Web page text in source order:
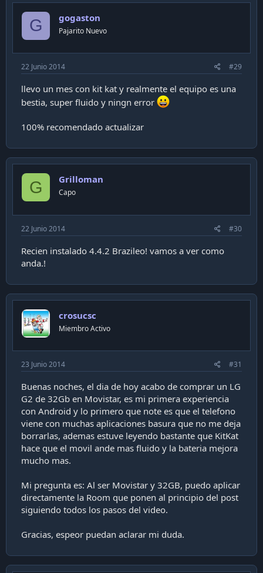
G gogaston
Pajarito Nuevo
22 Junio 2014 #29
llevo un mes con kit kat y realmente el equipo es una
bestia, super fluido y ningn error
100% recomendado actualizar
G Grilloman
Capo
22 Junio 2014 #30
Recien instalado 4.4.2 Brazileo! vamos a ver como
anda.!
crosucsc
Miembro Activo
23 Junio 2014 #31
Buenas noches, el dia de hoy acabo de comprar un LG
G2 de 32Gb en Movistar, es mi primera experiencia
con Android y lo primero que note es que el telefono
viene con muchas aplicaciones basura que no me deja
borrarlas, ademas estuve leyendo bastante que KitKat
hace que el movil ande mas fluido y la bateria mejora
mucho mas.
Mi pregunta es: Al ser Movistar y 32GB, puedo aplicar
directamente la Room que ponen al principio del post
siguiendo todos los pasos del video.
Gracias, espeor puedan aclarar mi duda.